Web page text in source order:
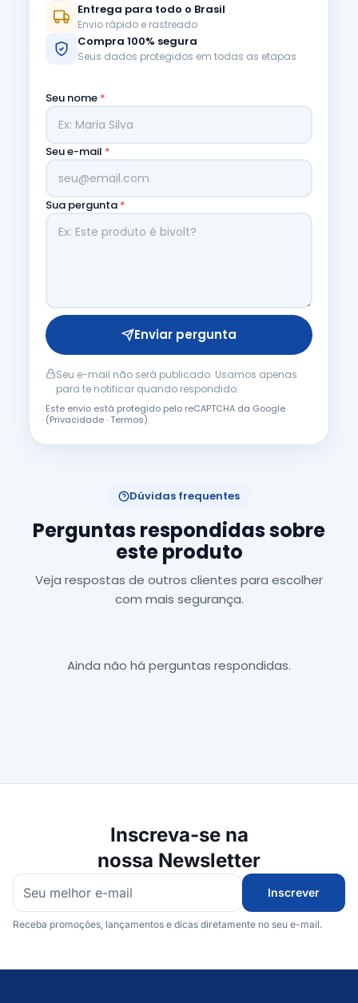
Entrega para todo o Brasil
Envio rápido e rastreado
Compra 100% segura
Seus dados protegidos em todas as etapas
Seu nome *
Seu e-mail *
Sua pergunta *
Enviar pergunta
Seu e-mail não será publicado. Usamos apenas
para te notificar quando respondido.
Este envio está protegido pelo reCAPTCHA da Google
(Privacidade·Termos).
Dúvidas frequentes
Perguntas respondidas sobre
este produto
Veja respostas de outros clientes para escolher
com mais segurança.
Ainda não há perguntas respondidas.
Inscreva-se na
nossa Newsletter
Inscrever
Receba promoções, lançamentos e dicas diretamente no seu e-mail.